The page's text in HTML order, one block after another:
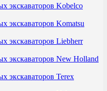
экскаваторов Kobelco
экскаваторов Komatsu
экскаваторов Liebherr
экскаваторов New Holland
экскаваторов Terex